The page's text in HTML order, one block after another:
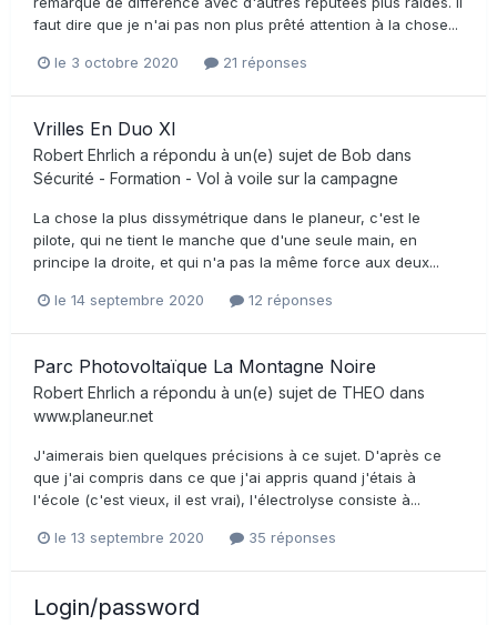
faut dire que je n'ai pas non plus prêté attention à la chose...
le 3 octobre 2020 21 réponses
Vrilles En Duo Xl
Robert Ehrlich a répondu à un(e) sujet de Bob dans
Sécurité - Formation - Vol à voile sur la campagne
La chose la plus dissymétrique dans le planeur, c'est le
pilote, qui ne tient le manche que d'une seule main, en
principe la droite, et qui n'a pas la même force aux deux...
le 14 septembre 2020 12 réponses
Parc Photovoltaïque La Montagne Noire
Robert Ehrlich a répondu à un(e) sujet de THEO dans
www.planeur.net
J'aimerais bien quelques précisions à ce sujet. D'après ce
que j'ai compris dans ce que j'ai appris quand j'étais à
l'école (c'est vieux, il est vrai), l'électrolyse consiste à...
le 13 septembre 2020 35 réponses
Login/password